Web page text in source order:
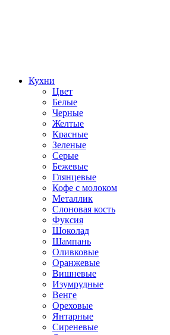
Кухни
Цвет
Белые
Черные
Желтые
Красные
Зеленые
Серые
Бежевые
Глянцевые
Кофе с молоком
Металлик
Слоновая кость
Фуксия
Шоколад
Шампань
Оливковые
Оранжевые
Вишневые
Изумрудные
Венге
Ореховые
Янтарные
Сиреневые